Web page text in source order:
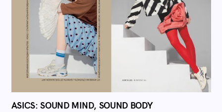
ASICS: SOUND MIND, SOUND BODY